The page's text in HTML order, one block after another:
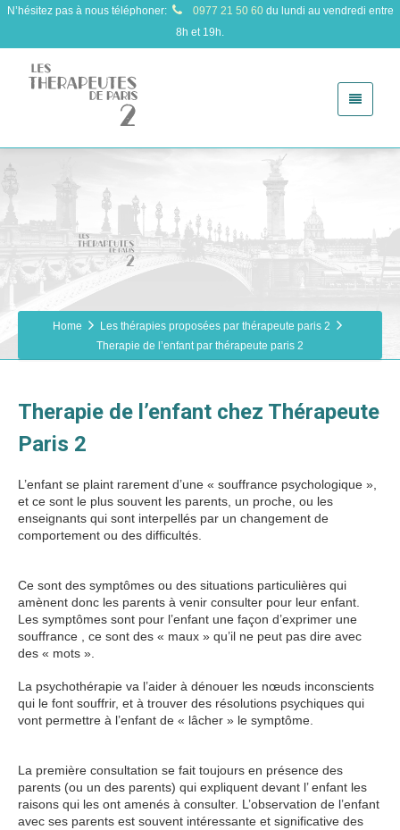
N’hésitez pas à nous téléphoner: 0977 21 50 60du lundi au vendredi entre
8h et 19h.
Home
Les thérapies proposées par thérapeute paris 2
Therapie de l’enfant par thérapeute paris 2
Therapie de l’enfant chez Thérapeute
Paris 2
L’enfant se plaint rarement d’une « souffrance psychologique »,
et ce sont le plus souvent les parents, un proche, ou les
enseignants qui sont interpellés par un changement de
comportement ou des difficultés.
Ce sont des symptômes ou des situations particulières qui
amènent donc les parents à venir consulter pour leur enfant.
Les symptômes sont pour l’enfant une façon d’exprimer une
souffrance , ce sont des « maux » qu’il ne peut pas dire avec
des « mots ».
La psychothérapie va l’aider à dénouer les nœuds inconscients
qui le font souffrir, et à trouver des résolutions psychiques qui
vont permettre à l’enfant de « lâcher » le symptôme.
La première consultation se fait toujours en présence des
parents (ou un des parents) qui expliquent devant l’ enfant les
raisons qui les ont amenés à consulter. L’observation de l’enfant
avec ses parents est souvent intéressante et significative des